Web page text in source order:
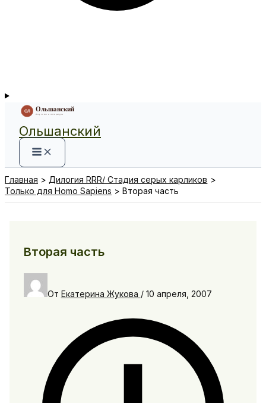
Ольшанский
Главная
Дилогия RRR/ Стадия серых карликов
Только для Homo Sapiens
Вторая часть
Вторая часть
От Екатерина Жукова / 10 апреля, 2007